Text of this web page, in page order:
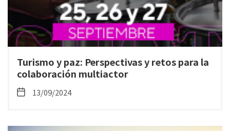
Turismo y paz: Perspectivas y retos para la
colaboración multiactor
13/09/2024